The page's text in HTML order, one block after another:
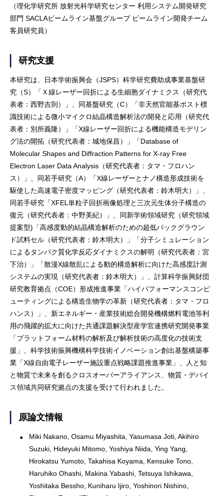
（理化学研究所 放射光科学研究センター 利用システム開発研究
部門 SACLAビームライン基盤グループ ビームライン開発チーム
客員研究員）
研究支援
本研究は、日本学術振興会（JSPS）科学研究費助成事業基盤研
究（S）「Ｘ線レーザー回折による生細胞ダイナミクス（研究代
表者：西野吉則）」、同基盤研究（C）「非天然官能基ポスト標
識技術による微小マイクロ結晶構造解析法の開発と応用（研究代
表者：別所義隆）」「X線レーザー回折による機能構造モデリン
グ法の開拓（研究代表者：城地保昌）」「Database of
Molecular Shapes and Diffraction Patterns for X-ray Free
Electron Laser Data Analysis（研究代表者：タマ・フロハン
ス）」、同若手研究（A）「X線レーザーとナノ構造形成技術を
駆使した高速電子密度マッピング（研究代表者：鈴木明大）」、
同若手研究「XFEL単粒子回折画像処理と三次元生体分子構造の
復元（研究代表者：中野美紀）」、同新学術領域研究（研究領域
提案型)「高感度動的結晶構造解析のための超低バックグラウン
ド試料セル（研究代表者：鈴木明大）」「分子シミュレーション
によるタンパク質化学反応ダイナミクスの解明（研究代表者：宮
下治）」「散漫X線散乱による動的構造解析に向けた高感度計測
システムの実現（研究代表者：鈴木明大）」、計算科学振興財団
研究教育拠点（COE）形成推進事業「ハイパフォーマンスコンピ
ューティングによる構造生物学の革新（研究代表者：タマ・フロ
ハンス）」、新エネルギー・産業技術総合開発機構燃料電池等利
用の飛躍的拡大に向けた共通課題解決型産学官連携研究開発事業
「プラットフォーム材料の解析及び解析技術の高度化の技術支
援」、科学技術振興機構科学技術イノベーション創出基盤構築事
業「X線自由電子レーザー施設重点戦略課題推進事業」、人と知
と物質で未来を創るクロスオーバーアライアンス、物質・デバイ
ス領域共同研究拠点の支援を受けて行われました。
原論文情報
Miki Nakano, Osamu Miyashita, Yasumasa Joti, Akihiro
Suzuki, Hideyuki Mitomo, Yoshiya Niida, Ying Yang,
Hirokatsu Yumoto, Takahisa Koyama, Kensuke Tono,
Haruhiko Ohashi, Makina Yabashi, Tetsuya Ishikawa,
Yoshitaka Bessho, Kuniharu Ijiro, Yoshinori Nishino,